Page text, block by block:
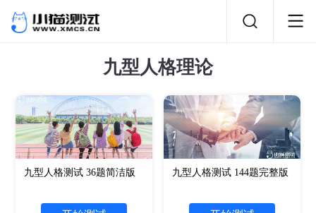
九型人格理论
九型人格测试 36题简洁版 九型人格测试 144题完整版